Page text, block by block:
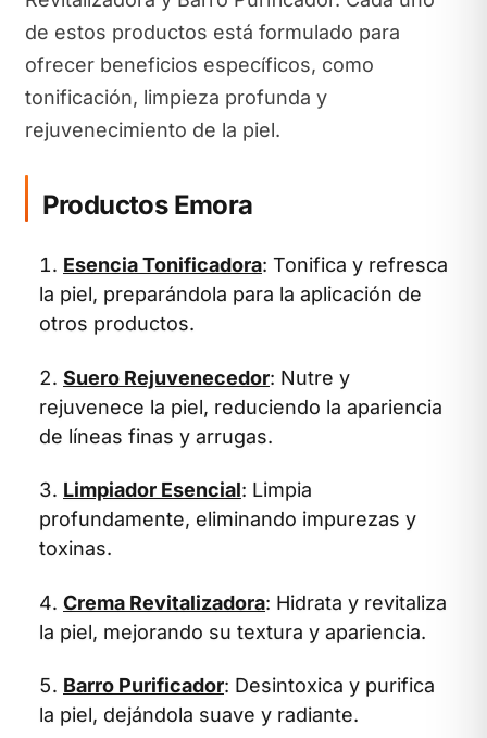
de estos productos está formulado para
ofrecer beneficios específicos, como
tonificación, limpieza profunda y
rejuvenecimiento de la piel.
Productos Emora
Esencia Tonificadora: Tonifica y refresca
la piel, preparándola para la aplicación de
otros productos.
Suero Rejuvenecedor: Nutre y
rejuvenece la piel, reduciendo la apariencia
de líneas finas y arrugas.
Limpiador Esencial: Limpia
profundamente, eliminando impurezas y
toxinas.
Crema Revitalizadora: Hidrata y revitaliza
la piel, mejorando su textura y apariencia.
Barro Purificador: Desintoxica y purifica
la piel, dejándola suave y radiante.